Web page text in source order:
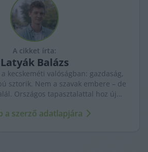
A cikket írta:
Latyák Balázs
kecskeméti valóságban: gazdaság,
sztorik. Nem a szavak embere – de
Országos tapasztalattal hoz új
a szerző adatlapjára